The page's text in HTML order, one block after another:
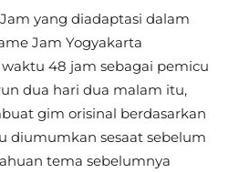
yang diadaptasi dalam
Jam Yogyakarta
48 jam sebagai pemicu
dua hari dua malam itu,
gim orisinal berdasarkan
diumumkan sesaat sebelum
tema sebelumnya